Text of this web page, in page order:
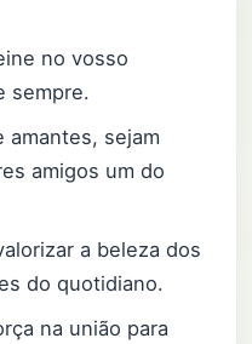
no vosso
sempre.
amantes, sejam
amigos um do
a beleza dos
do quotidiano.
na união para